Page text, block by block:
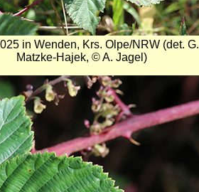
in Wenden, Krs. Olpe/NRW (det. G.
Matzke-Hajek, © A. Jagel)